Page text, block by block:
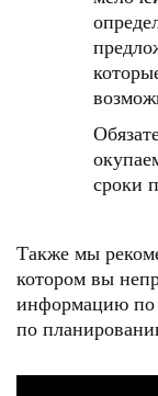
сроки
Также мы
котором вы
информацию по
по